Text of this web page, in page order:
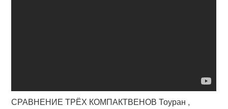
СРАВНЕНИЕ ТРЁХ КОМПАКТВЕНОВ Тоуран ,